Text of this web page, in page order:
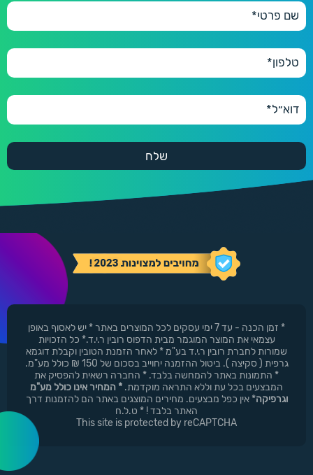
* זמן הכנה - עד 7 ימי עסקים לכל המוצרים באתר * יש לאסוף באופן
עצמאי את המוצר המוגמר מבית הדפוס רובין ר.י.ד.* כל הזכויות
שמורות לחברת רובין ר.י.ד בע"מ * לאחר הזמנת הטובין וקבלת דוגמא
גרפית ( סקיצה ). ביטול ההזמנה יחוייב בסכום של 150 ₪ כולל מע"מ.
* התמונות באתר להמחשה בלבד. * החברה רשאית להפסיק את
המבצעים בכל עת וללא התראה מוקדמת. * המחיר אינו כולל מע"מ
וגרפיקה* אין כפל מבצעים. מחירים המוצגים באתר הם להזמנות דרך
האתר בלבד ! * ט.ל.ח
This site is protected by reCAPTCHA